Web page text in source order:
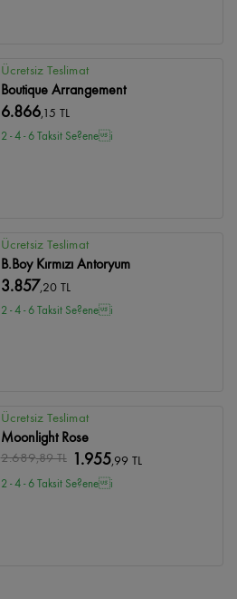
Ücretsiz Teslimat
Boutique Arrangement
6.866,15 TL
2 - 4 - 6 Taksit Se?enei
Ücretsiz Teslimat
B.Boy Kırmızı Antoryum
3.857,20 TL
2 - 4 - 6 Taksit Se?enei
Ücretsiz Teslimat
Moonlight Rose
2.689,89 TL 1.955,99 TL
2 - 4 - 6 Taksit Se?enei